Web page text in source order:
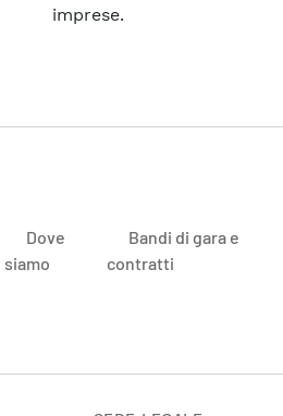
imprese.
Dove
siamo
Bandi di gara e
contratti